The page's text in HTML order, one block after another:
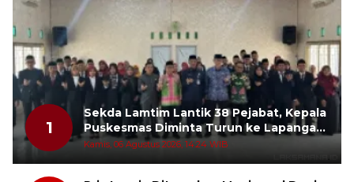
1
Sekda Lamtim Lantik 38 Pejabat, Kepala
Puskesmas Diminta Turun ke Lapangan
dan Hadir di Tengah Masyarakat
Kamis, 06 Agustus 2026, 14:24 WIB